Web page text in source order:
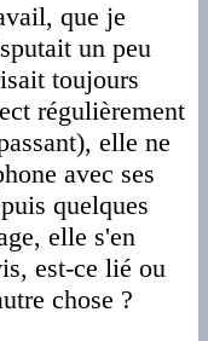
que je
un peu
toujours
régulièrement
elle ne
avec ses
quelques
elle s'en
est-ce lié ou
chose ?